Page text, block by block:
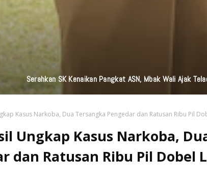
Kembali Salurkan Bantuan TJSL Senilai Ratusan Juta Untuk
Kasus Narkoba, Dua Tersangka Pengedar dan Ratusan Ribu Pil
Ungkap Kasus Narkoba,
dan Ratusan Ribu Pil Dobel L